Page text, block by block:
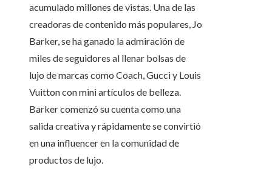
acumulado millones de vistas. Una de las
creadoras de contenido más populares, Jo
Barker, se ha ganado la admiración de
miles de seguidores al llenar bolsas de
lujo de marcas como Coach, Gucci y Louis
Vuitton con mini artículos de belleza.
Barker comenzó su cuenta como una
salida creativa y rápidamente se convirtió
en una influencer en la comunidad de
productos de lujo.